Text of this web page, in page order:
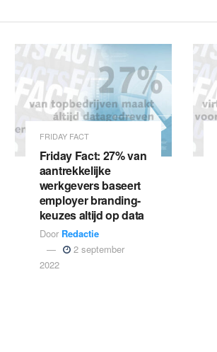
FRIDAY FACT
Friday Fact: 27% van
aantrekkelijke
werkgevers baseert
employer branding-
keuzes altijd op data
Door Redactie
2 september
2022